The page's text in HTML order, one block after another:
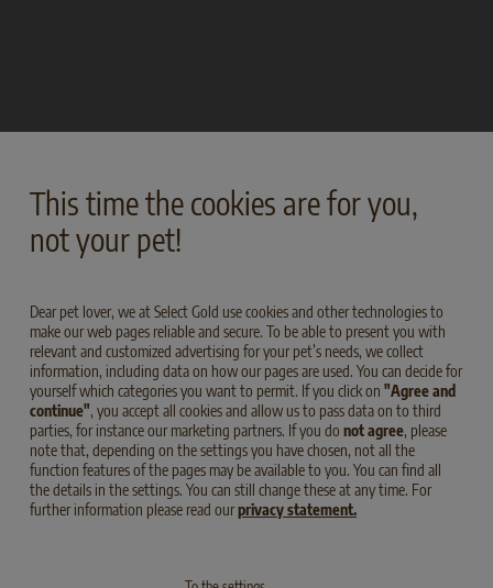
THEMEN
This time the cookies are for you,
not your pet!
Dear pet lover, we at Select Gold use cookies and other technologies to
make our web pages reliable and secure. To be able to present you with
relevant and customized advertising for your pet’s needs, we collect
information, including data on how our pages are used. You can decide for
yourself which categories you want to permit. If you click on "Agree and
continue", you accept all cookies and allow us to pass data on to third
parties, for instance our marketing partners. If you do not agree, please
note that, depending on the settings you have chosen, not all the
function features of the pages may be available to you. You can find all
the details in the settings. You can still change these at any time. For
further information please read ourprivacy statement.